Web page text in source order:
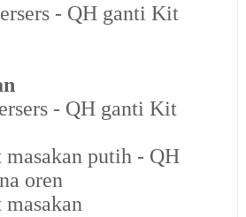
- QH ganti Kit
- QH ganti Kit
putih - QH
oren